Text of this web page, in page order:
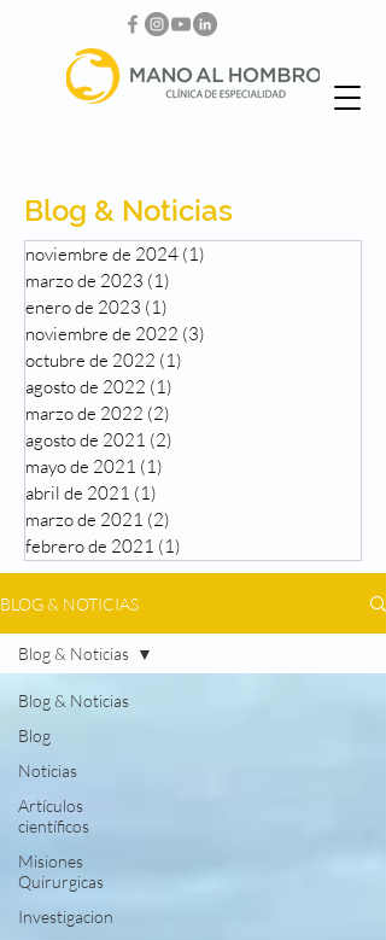
Blog & Noticias
noviembre de 2024 (1)
marzo de 2023 (1)
enero de 2023 (1)
noviembre de 2022 (3)
octubre de 2022 (1)
agosto de 2022 (1)
marzo de 2022 (2)
agosto de 2021 (2)
mayo de 2021 (1)
abril de 2021 (1)
marzo de 2021 (2)
febrero de 2021 (1)
BLOG & NOTICIAS
Blog & Noticias
Blog
Noticias
Artículos
científicos
Misiones
Quirurgicas
Investigacion
Blog & Noticias